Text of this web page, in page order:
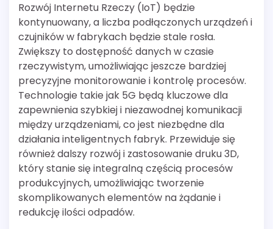
Rozwój Internetu Rzeczy (IoT) będzie
kontynuowany, a liczba podłączonych urządzeń i
czujników w fabrykach będzie stale rosła.
Zwiększy to dostępność danych w czasie
rzeczywistym, umożliwiając jeszcze bardziej
precyzyjne monitorowanie i kontrolę procesów.
Technologie takie jak 5G będą kluczowe dla
zapewnienia szybkiej i niezawodnej komunikacji
między urządzeniami, co jest niezbędne dla
działania inteligentnych fabryk. Przewiduje się
również dalszy rozwój i zastosowanie druku 3D,
który stanie się integralną częścią procesów
produkcyjnych, umożliwiając tworzenie
skomplikowanych elementów na żądanie i
redukcję ilości odpadów.